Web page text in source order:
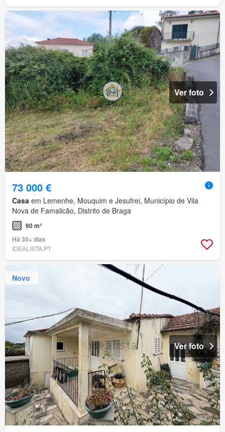
Ver foto
73 000 €
Casa em Lemenhe, Mouquim e Jesufrei, Município de Vila
Nova de Famalicão, Distrito de Braga
90 m²
Há 30+ dias
IDEALISTA.PT
Novo
Ver foto